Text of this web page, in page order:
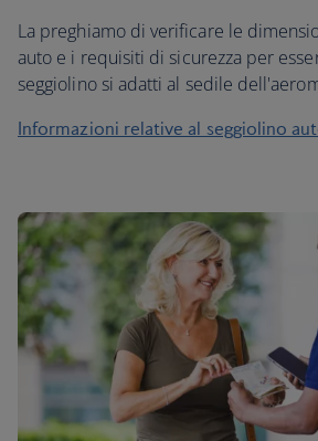
La preghiamo di verificare le
auto e i requisiti di sicurezza per
seggiolino si adatti al sedile
Informazioni relative al seggiolino